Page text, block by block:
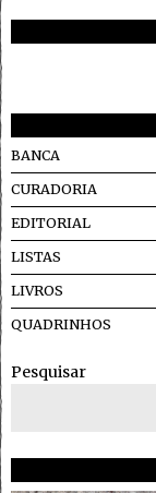
BANCA
CURADORIA
EDITORIAL
LISTAS
LIVROS
QUADRINHOS
Pesquisar